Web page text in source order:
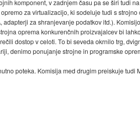
komponent, v zadnjem času pa se širi tudi
za virtualizacijo, ki sodeluje tudi s strojno
adapterji za shranjevanje podatkov itd.).
oprema konkurenčnih proizvajalcev bi
dostop v celoti. To bi seveda okrnilo trg,
denimo ponujanje strojne in programske
poteka. Komisija med drugim preiskuje